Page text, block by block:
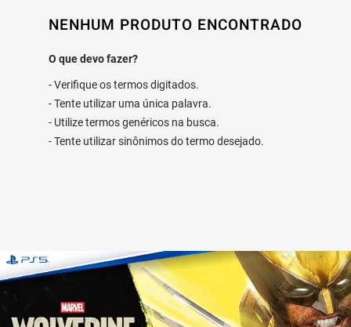
NENHUM PRODUTO ENCONTRADO
Verifique os termos digitados.
Tente utilizar uma única palavra.
Utilize termos genéricos na busca.
Tente utilizar sinônimos do termo desejado.